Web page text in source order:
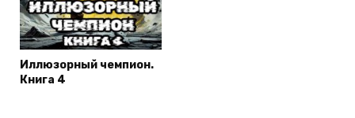
Иллюзорный чемпион.
Книга 4